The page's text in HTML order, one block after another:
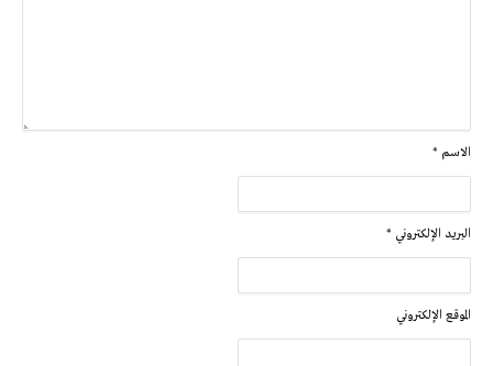
الاسم *
البريد الإلكتروني *
الموقع الإلكتروني